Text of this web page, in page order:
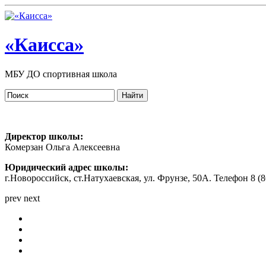
«Каисса»
МБУ ДО спортивная школа
Директор школы:
Комерзан Ольга Алексеевна
Юридический адрес школы:
г.Новороссийск, ст.Натухаевская, ул. Фрунзе, 50А. Телефон 8
prev next